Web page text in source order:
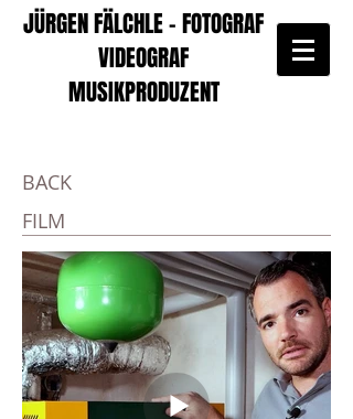
JÜRGEN FÄLCHLE - FOTOGRAF
VIDEOGRAF
MUSIKPRODUZENT
BACK
FILM